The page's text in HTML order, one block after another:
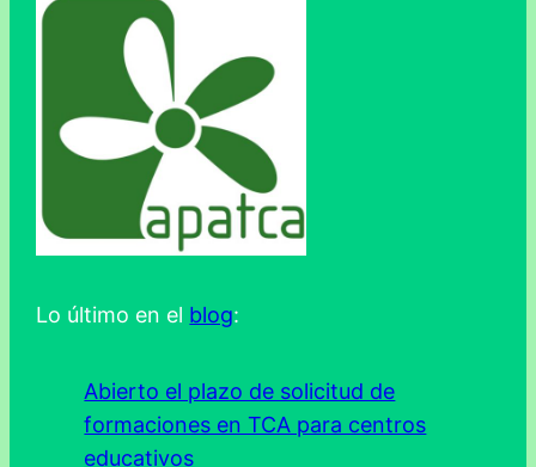
Lo último en el blog:
Abierto el plazo de solicitud de
formaciones en TCA para centros
educativos